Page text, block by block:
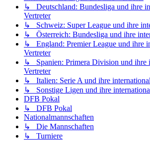
↳ Deutschland: Bundesliga und ihre
Vertreter
↳ Schweiz: Super League und ihre
↳ Österreich: Bundesliga und ihre
↳ England: Premier League und ihre
Vertreter
↳ Spanien: Primera Division und ihre
Vertreter
↳ Italien: Serie A und ihre
↳ Sonstige Ligen und ihre
DFB Pokal
↳ DFB Pokal
Nationalmannschaften
↳ Die Mannschaften
↳ Turniere